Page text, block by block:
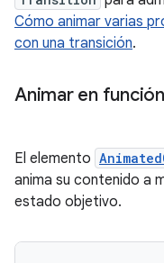
Cómo animar varias
con una transición.
Animar en
El elemento
anima su contenido a
estado objetivo.